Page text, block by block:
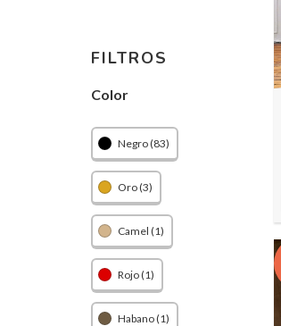
FILTROS
Color
Negro (83)
Oro (3)
Camel (1)
Rojo (1)
Habano (1)